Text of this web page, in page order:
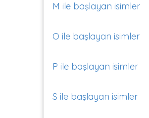
M ile başlayan isimler
O ile başlayan isimler
P ile başlayan isimler
S ile başlayan isimler